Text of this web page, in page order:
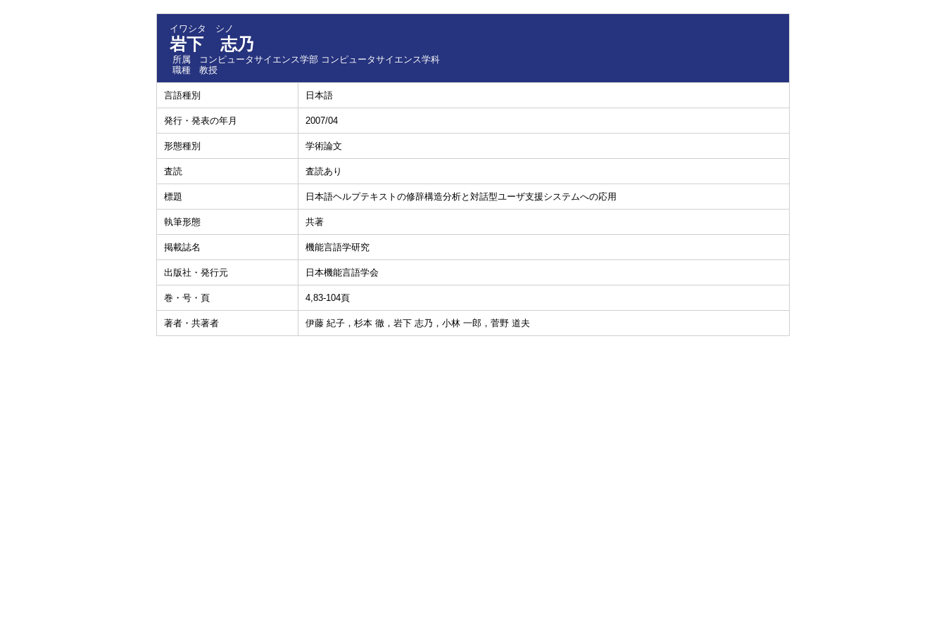
イワシタ シノ
岩下 志乃
所属
コンピュータサイエンス学部 コンピュータサイエンス学科
職種
教授
言語種別 日本語
発行・発表の年月 2007/04
形態種別 学術論文
査読 査読あり
標題 日本語ヘルプテキストの修辞構造分析と対話型ユーザ支援システムへの応用
執筆形態 共著
掲載誌名 機能言語学研究
出版社・発行元 日本機能言語学会
巻・号・頁 4,83-104頁
著者・共著者 伊藤 紀子，杉本 徹，岩下 志乃，小林 一郎，菅野 道夫